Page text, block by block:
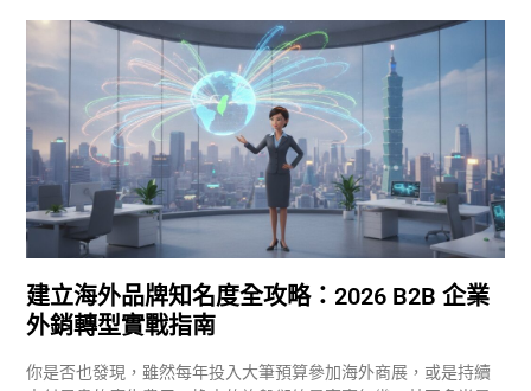
建立海外品牌知名度全攻略：2026 B2B 企業
外銷轉型實戰指南
你是否也發現，雖然每年投入大筆預算參加海外商展，或是持續